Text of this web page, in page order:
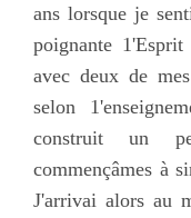
ans lorsque je
poignante
avec deux de
selon
construit un
commençâmes à
J'arrivai alors au